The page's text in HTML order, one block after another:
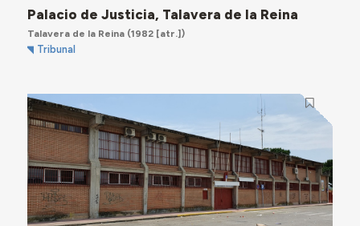
Palacio de Justicia, Talavera de la Reina
Talavera de la Reina(1982 [atr.])
Tribunal